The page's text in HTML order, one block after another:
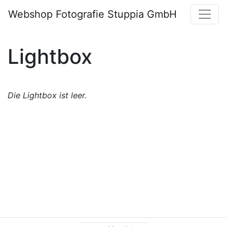
Webshop Fotografie Stuppia GmbH
Lightbox
Die Lightbox ist leer.